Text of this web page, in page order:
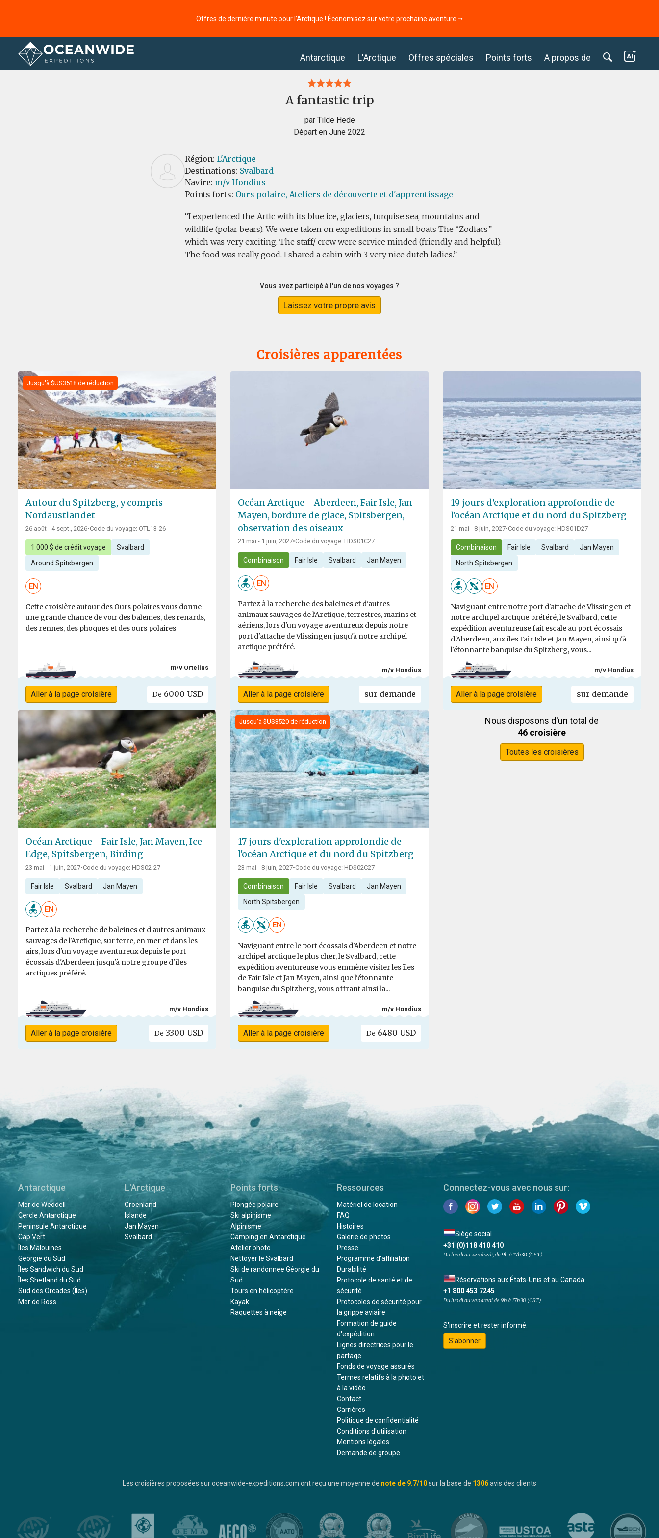
Offres de dernière minute pour l’Arctique ! Économisez sur votre prochaine aventure ⭢
Antarctique L'Arctique Offres spéciales Points forts A propos de
Accueil Commentaires
A fantastic trip
par Tilde Hede
Départ en June 2022
Région: L'Arctique
Destinations: Svalbard
Navire: m/v Hondius
Points forts: Ours polaire, Ateliers de découverte et d'apprentissage
I experienced the Artic with its blue ice, glaciers, turquise sea, mountains and
wildlife (polar bears). We were taken on expeditions in small boats The “Zodiacs”
which was very exciting. The staff/ crew were service minded (friendly and helpful).
The food was really good. I shared a cabin with 3 very nice dutch ladies.
Vous avez participé à l'un de nos voyages ?
Laissez votre propre avis
Croisières apparentées
Jusqu'à $US3518 de réduction
Autour du Spitzberg, y compris
Nordaustlandet
26 août - 4 sept., 2026•Code du voyage: OTL13-26
1 000 $ de crédit voyage Svalbard
Around Spitsbergen
EN
Cette croisière autour des Ours polaires vous donne
une grande chance de voir des baleines, des renards,
des rennes, des phoques et des ours polaires.
m/v Ortelius
Aller à la page croisière De 6000 USD
Océan Arctique - Aberdeen, Fair Isle, Jan
Mayen, bordure de glace, Spitsbergen,
observation des oiseaux
21 mai - 1 juin, 2027•Code du voyage: HDS01C27
Combinaison Fair Isle Svalbard Jan Mayen
EN
Partez à la recherche des baleines et d'autres
animaux sauvages de l'Arctique, terrestres, marins et
aériens, lors d'un voyage aventureux depuis notre
port d'attache de Vlissingen jusqu'à notre archipel
arctique préféré.
m/v Hondius
Aller à la page croisière sur demande
19 jours d'exploration approfondie de
l'océan Arctique et du nord du Spitzberg
21 mai - 8 juin, 2027•Code du voyage: HDS01D27
Combinaison Fair Isle Svalbard Jan Mayen
North Spitsbergen
EN
Naviguant entre notre port d'attache de Vlissingen et
notre archipel arctique préféré, le Svalbard, cette
expédition aventureuse fait escale au port écossais
d'Aberdeen, aux îles Fair Isle et Jan Mayen, ainsi qu'à
l'étonnante banquise du Spitzberg, vous...
m/v Hondius
Aller à la page croisière sur demande
Océan Arctique - Fair Isle, Jan Mayen, Ice
Edge, Spitsbergen, Birding
23 mai - 1 juin, 2027•Code du voyage: HDS02-27
Fair Isle Svalbard Jan Mayen
EN
Partez à la recherche de baleines et d'autres animaux
sauvages de l'Arctique, sur terre, en mer et dans les
airs, lors d'un voyage aventureux depuis le port
écossais d'Aberdeen jusqu'à notre groupe d'îles
arctiques préféré.
m/v Hondius
Aller à la page croisière De 3300 USD
Jusqu'à $US3520 de réduction
17 jours d'exploration approfondie de
l'océan Arctique et du nord du Spitzberg
23 mai - 8 juin, 2027•Code du voyage: HDS02C27
Combinaison Fair Isle Svalbard Jan Mayen
North Spitsbergen
EN
Naviguant entre le port écossais d'Aberdeen et notre
archipel arctique le plus cher, le Svalbard, cette
expédition aventureuse vous emmène visiter les îles
de Fair Isle et Jan Mayen, ainsi que l'étonnante
banquise du Spitzberg, vous offrant ainsi la...
m/v Hondius
Aller à la page croisière De 6480 USD
Nous disposons d'un total de
46 croisière
Toutes les croisières
Antarctique
Mer de Weddell
Cercle Antarctique
Péninsule Antarctique
Cap Vert
Îles Malouines
Géorgie du Sud
Îles Sandwich du Sud
Îles Shetland du Sud
Sud des Orcades (Îles)
Mer de Ross
L'Arctique
Groenland
Islande
Jan Mayen
Svalbard
Points forts
Plongée polaire
Ski alpinisme
Alpinisme
Camping en Antarctique
Atelier photo
Nettoyer le Svalbard
Ski de randonnée Géorgie du
Sud
Tours en hélicoptère
Kayak
Raquettes à neige
Ressources
Matériel de location
FAQ
Histoires
Galerie de photos
Presse
Programme d'affiliation
Durabilité
Protocole de santé et de
sécurité
Protocoles de sécurité pour
la grippe aviaire
Formation de guide
d'expédition
Lignes directrices pour le
partage
Fonds de voyage assurés
Termes relatifs à la photo et
à la vidéo
Contact
Carrières
Politique de confidentialité
Conditions d'utilisation
Mentions légales
Demande de groupe
Connectez-vous avec nous sur:
Siège social
+31 (0)118 410 410
Du lundi au vendredi, de 9h à 17h30 (CET)
Réservations aux États-Unis et au Canada
+1 800 453 7245
Du lundi au vendredi de 9h à 17h30 (CST)
S'inscrire et rester informé:
S'abonner
Les croisières proposées sur oceanwide-expeditions.com ont reçu une moyenne de note de 9.7/10sur la base de 1306avis des clients